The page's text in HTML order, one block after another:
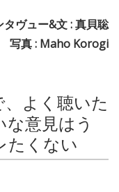
タヴュー&文 : 真貝聡
写真 : Maho Korogi
、よく聴いた
意見はう
たくない